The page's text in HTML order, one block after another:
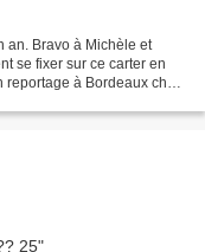
an. Bravo à Michèle et
se fixer sur ce carter en
à Bordeaux chez